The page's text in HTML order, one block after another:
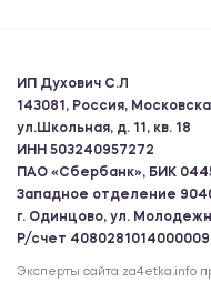
ИП Духович С.Л
143081, Россия,
ул.Школьная, д. 11, кв. 18
ИНН 503240957272
ПАО «Сбербанк», БИК
Западное отделение
г. Одинцово, ул.
Р/счет
Эксперты сайта za4etka.info